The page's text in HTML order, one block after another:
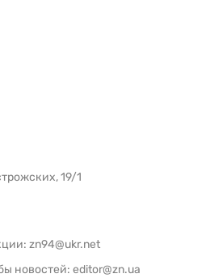
19/1
zn94@ukr.net
новостей: editor@zn.ua